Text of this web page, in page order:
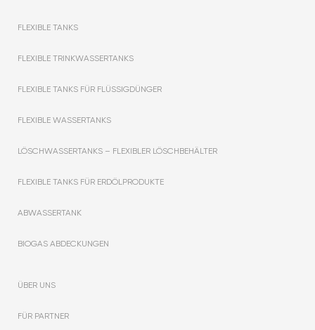
FLEXIBLE TANKS
FLEXIBLE TRINKWASSERTANKS
FLEXIBLE TANKS FÜR FLÜSSIGDÜNGER
FLEXIBLE WASSERTANKS
LÖSCHWASSERTANKS – FLEXIBLER LÖSCHBEHÄLTER
FLEXIBLE TANKS FÜR ERDÖLPRODUKTE
ABWASSERTANK
BIOGAS ABDECKUNGEN
ÜBER UNS
FÜR PARTNER